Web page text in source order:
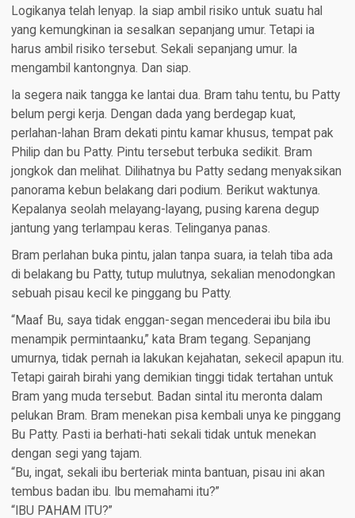
Logikanya telah lenyap. Ia siap ambil risiko untuk suatu hal
yang kemungkinan ia sesalkan sepanjang umur. Tetapi ia
harus ambil risiko tersebut. Sekali sepanjang umur. Ia
mengambil kantongnya. Dan siap.
Ia segera naik tangga ke lantai dua. Bram tahu tentu, bu Patty
belum pergi kerja. Dengan dada yang berdegap kuat,
perlahan-lahan Bram dekati pintu kamar khusus, tempat pak
Philip dan bu Patty. Pintu tersebut terbuka sedikit. Bram
jongkok dan melihat. Dilihatnya bu Patty sedang menyaksikan
panorama kebun belakang dari podium. Berikut waktunya.
Kepalanya seolah melayang-layang, pusing karena degup
jantung yang terlampau keras. Telinganya panas.
Bram perlahan buka pintu, jalan tanpa suara, ia telah tiba ada
di belakang bu Patty, tutup mulutnya, sekalian menodongkan
sebuah pisau kecil ke pinggang bu Patty.
“Maaf Bu, saya tidak enggan-segan mencederai ibu bila ibu
menampik permintaanku,” kata Bram tegang. Sepanjang
umurnya, tidak pernah ia lakukan kejahatan, sekecil apapun itu.
Tetapi gairah birahi yang demikian tinggi tidak tertahan untuk
Bram yang muda tersebut. Badan sintal itu meronta dalam
pelukan Bram. Bram menekan pisa kembali unya ke pinggang
Bu Patty. Pasti ia berhati-hati sekali tidak untuk menekan
dengan segi yang tajam.
“Bu, ingat, sekali ibu berteriak minta bantuan, pisau ini akan
tembus badan ibu. Ibu memahami itu?”
“IBU PAHAM ITU?”